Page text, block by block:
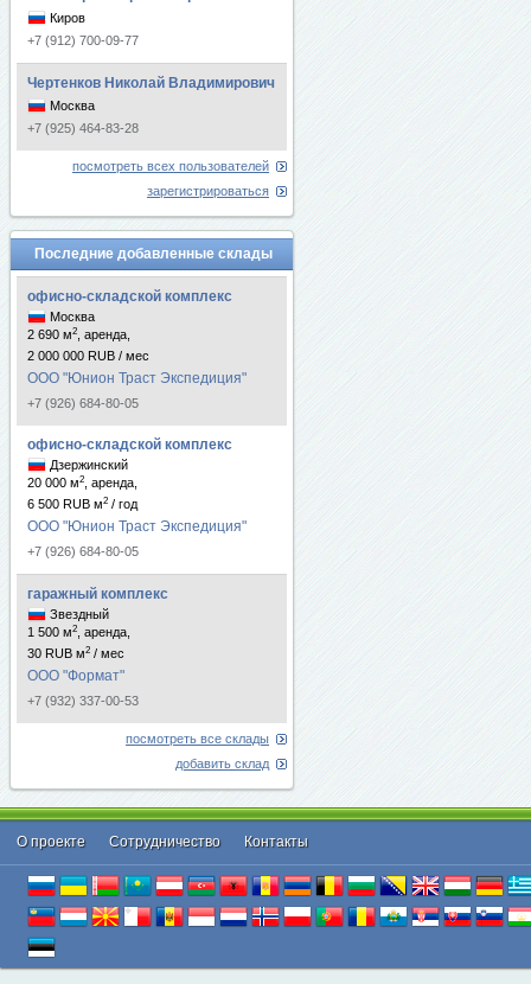
Киров
+7 (912) 700-09-77
Чертенков Николай Владимирович
Москва
+7 (925) 464-83-28
посмотреть всех пользователей
зарегистрироваться
Последние добавленные склады
офисно-складской комплекс
Москва
2 690 м2
, аренда,
2 000 000 RUB / мес
ООО "Юнион Траст Экспедиция"
+7 (926) 684-80-05
офисно-складской комплекс
Дзержинский
20 000 м2
, аренда,
6 500 RUB м2 / год
ООО "Юнион Траст Экспедиция"
+7 (926) 684-80-05
гаражный комплекс
Звездный
1 500 м2
, аренда,
30 RUB м2 / мес
ООО "Формат"
+7 (932) 337-00-53
посмотреть все склады
добавить склад
О проекте Cотрудничество Контакты